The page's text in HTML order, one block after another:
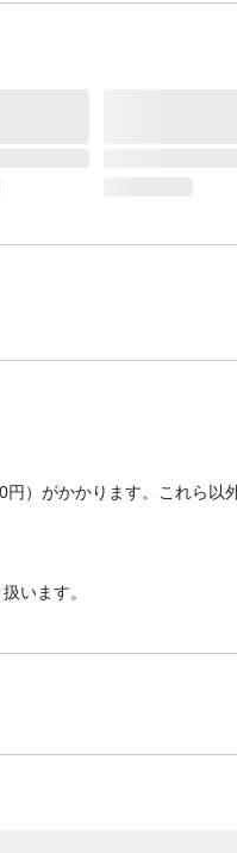
）がかかります。これら以
います。